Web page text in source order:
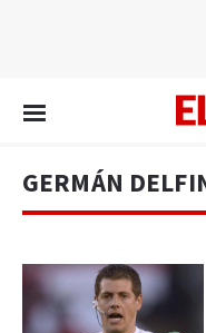
GERMÁN